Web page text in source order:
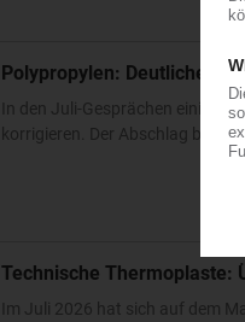
Polypropylen: Deutliche
In den Juli-Gesprächen
korrigieren. Der Abschlag beim
Technische Thermoplaste:
Im Juli 2026 hat sich auf dem